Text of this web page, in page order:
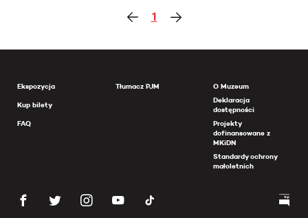
1
Ekspozycja
Kup bilety
FAQ
Tłumacz PJM
O Muzeum
Deklaracja
dostępności
Projekty
dofinansowane z
MKiDN
Standardy ochrony
małoletnich